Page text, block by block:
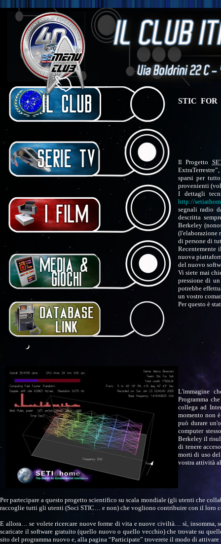
STIC
Il Progetto
sparsi per
provenienti
I dettagli
http://
segnali radio
descritta
Berkeley
(l'elaborazione
di persone di
Recentemente
nuova
del nuovo
Vi siete mai
pressione di
potrebbe
un vostro
Per questo è
L'immagine
Programma
collega ad
momento non
può durare
computer
Berkeley il
di tenere
morti di uso
vostra attività
Per partecipare a questo progetto scientifico su scala mondiale (gli utenti che
raccoglie tutti gli utenti (Soci STIC… e non) che vogliono contribuire con il loro
E allora… se volete ricercare nuove forme di vita e nuove civiltà… sì, insomma,
scaricate il software gratuito (quello nuovo o quello vecchio) che trovate su
sito del programma nuovo e, alla pagina “Participate” troverete il modo di